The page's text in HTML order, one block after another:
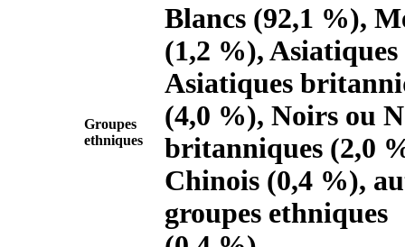
Groupes
ethniques
Blancs (92,1 %),
(1,2 %), Asiatiques
Asiatiques
(4,0 %), Noirs ou
britanniques (2,0
Chinois (0,4 %),
groupes ethniques